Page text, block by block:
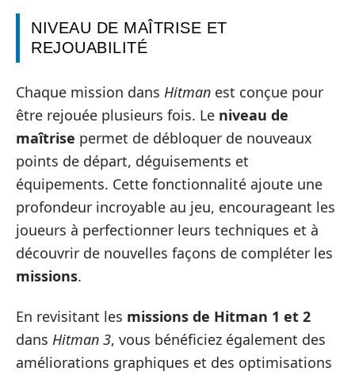
NIVEAU DE MAÎTRISE ET
REJOUABILITÉ
Chaque mission dans Hitman est conçue pour
être rejouée plusieurs fois. Le niveau de
maîtrise permet de débloquer de nouveaux
points de départ, déguisements et
équipements. Cette fonctionnalité ajoute une
profondeur incroyable au jeu, encourageant les
joueurs à perfectionner leurs techniques et à
découvrir de nouvelles façons de compléter les
missions.
En revisitant les missions de Hitman 1 et 2
dans Hitman 3, vous bénéficiez également des
améliorations graphiques et des optimisations